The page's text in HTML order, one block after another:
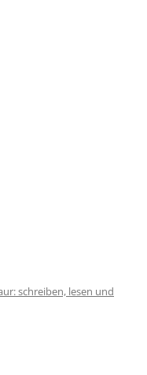
schreiben, lesen und